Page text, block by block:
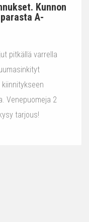
Kunnon
A-
pitkällä varrella
Venepuomeja 2
tarjous!